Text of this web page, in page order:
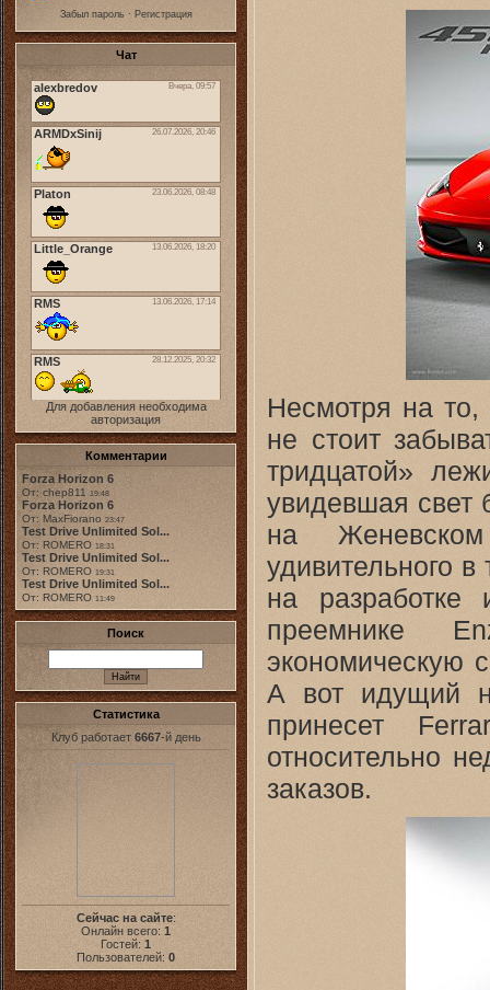
Забыл пароль· Регистрация
Чат
Для добавления необходима
авторизация
Комментарии
Forza Horizon 6
От: chep811 19:48
Forza Horizon 6
От: MaxFiorano 23:47
Test Drive Unlimited Sol...
От: ROMERO 18:31
Test Drive Unlimited Sol...
От: ROMERO 19:31
Test Drive Unlimited Sol...
От: ROMERO 11:49
Поиск
Статистика
Клуб работает 6667-й день
Сейчас на сайте:
Онлайн всего: 1
Гостей: 1
Пользователей: 0
Несмотря на
не стоит
тридцатой»
увидевшая свет
на
удивительного
на
преемнике
экономическую
А вот идущий
принесет
относительно
заказов.